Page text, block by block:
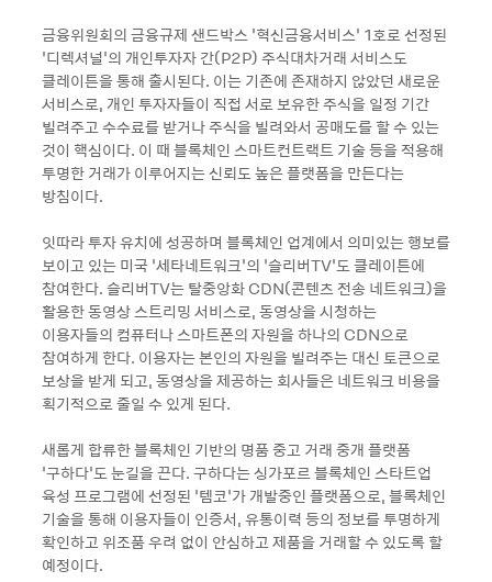
금융위원회의 금융규제 샌드박스 ‘혁신금융서비스’ 1호로 선정된
‘디렉셔널’의 개인투자자 간(P2P) 주식대차거래 서비스도
클레이튼을 통해 출시된다. 이는 기존에 존재하지 않았던 새로운
서비스로, 개인 투자자들이 직접 서로 보유한 주식을 일정 기간
빌려주고 수수료를 받거나 주식을 빌려와서 공매도를 할 수 있는
것이 핵심이다. 이 때 블록체인 스마트컨트랙트 기술 등을 적용해
투명한 거래가 이루어지는 신뢰도 높은 플랫폼을 만든다는
방침이다.
잇따라 투자 유치에 성공하며 블록체인 업계에서 의미있는 행보를
보이고 있는 미국 ‘세타네트워크’의 ‘슬리버TV’도 클레이튼에
참여한다. 슬리버TV는 탈중앙화 CDN(콘텐츠 전송 네트워크)을
활용한 동영상 스트리밍 서비스로, 동영상을 시청하는
이용자들의 컴퓨터나 스마트폰의 자원을 하나의 CDN으로
참여하게 한다. 이용자는 본인의 자원을 빌려주는 대신 토큰으로
보상을 받게 되고, 동영상을 제공하는 회사들은 네트워크 비용을
획기적으로 줄일 수 있게 된다.
새롭게 합류한 블록체인 기반의 명품 중고 거래 중개 플랫폼
‘구하다’도 눈길을 끈다. 구하다는 싱가포르 블록체인 스타트업
육성 프로그램에 선정된 ‘템코’가 개발중인 플랫폼으로, 블록체인
기술을 통해 이용자들이 인증서, 유통이력 등의 정보를 투명하게
확인하고 위조품 우려 없이 안심하고 제품을 거래할 수 있도록 할
예정이다.